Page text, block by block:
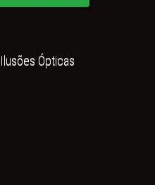
Ilusões Ópticas